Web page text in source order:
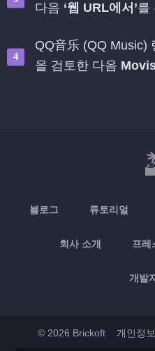
다음 ‘웹 URL에서’를
QQ音乐 (QQ Music)
을 검토한 다음
블로그 튜토리얼
회사 소개 프레
개발
© 2026 Brickoft 개인정